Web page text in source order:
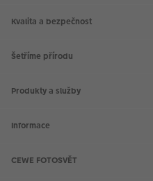
Kvalita a bezpečnost
Šetříme přírodu
Produkty a služby
Slovník fotografických pojmů
Informace
Doprava a platba
CEWE FOTOSVĚT